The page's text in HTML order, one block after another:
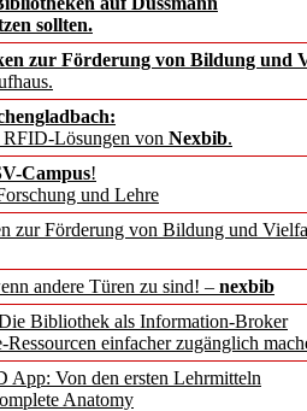
sollten.
zur Förderung von Bildung und
Lösungen von Nexbib.
Campus!
und Lehre
zur Förderung von Bildung und
andere Türen zu sind! – nexbib
Bibliothek als Information-Broker
einfacher zugänglich
App: Von den ersten Lehrmitteln
Anatomy
Research –
für